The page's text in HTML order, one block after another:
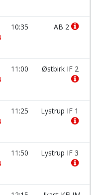
10:35 AB 2
11:00 Østbirk IF 2
11:25 Lystrup IF 1
11:50 Lystrup IF 3